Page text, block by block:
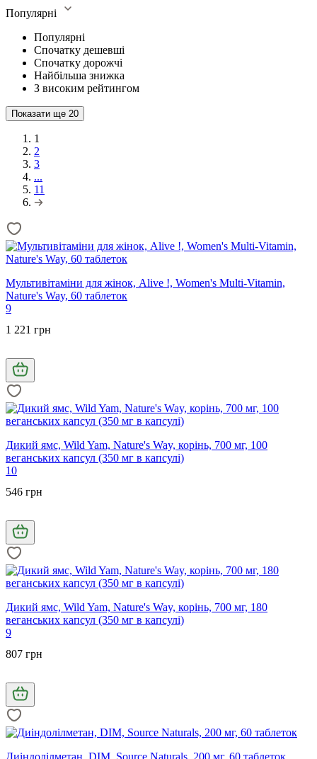
Популярні
Популярні
Спочатку дешевші
Спочатку дорожчі
Найбільша знижка
З високим рейтингом
Показати ще 20
1
2
3
...
11
Мультивітаміни для жінок, Alive !, Women's Multi-Vitamin,
Nature's Way, 60 таблеток
9
1 221 грн
Дикий ямс, Wild Yam, Nature's Way, корінь, 700 мг, 100
веганських капсул (350 мг в капсулі)
10
546 грн
Дикий ямс, Wild Yam, Nature's Way, корінь, 700 мг, 180
веганських капсул (350 мг в капсулі)
9
807 грн
Диіндолілметан, DIM, Source Naturals, 200 мг, 60 таблеток